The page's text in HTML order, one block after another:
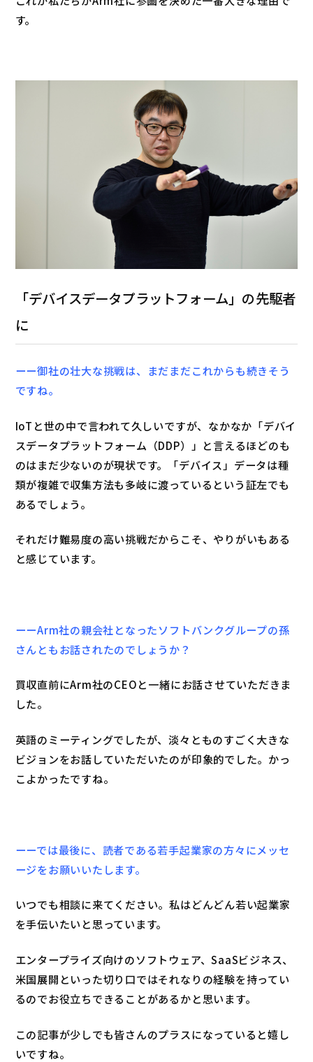
す。
「デバイスデータプラットフォーム」の先駆者
に
ーー御社の壮大な挑戦は、まだまだこれからも続きそう
ですね。
IoTと世の中で言われて久しいですが、なかなか「デバイ
スデータプラットフォーム（DDP）」と言えるほどのも
のはまだ少ないのが現状です。「デバイス」データは種
類が複雑で収集方法も多岐に渡っているという証左でも
あるでしょう。
それだけ難易度の高い挑戦だからこそ、やりがいもある
と感じています。
ーーArm社の親会社となったソフトバンクグループの孫
さんともお話されたのでしょうか？
買収直前にArm社のCEOと一緒にお話させていただきま
した。
英語のミーティングでしたが、淡々とものすごく大きな
ビジョンをお話していただいたのが印象的でした。かっ
こよかったですね。
ーーでは最後に、読者である若手起業家の方々にメッセ
ージをお願いいたします。
いつでも相談に来てください。私はどんどん若い起業家
を手伝いたいと思っています。
エンタープライズ向けのソフトウェア、SaaSビジネス、
米国展開といった切り口ではそれなりの経験を持ってい
るのでお役立ちできることがあるかと思います。
この記事が少しでも皆さんのプラスになっていると嬉し
いですね。